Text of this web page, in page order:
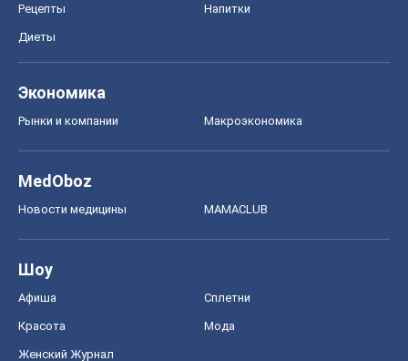
Рецепты Напитки
Диеты
Экономика
Рынки и компании Mакроэкономика
MedOboz
Новости медицины MAMACLUB
Шоу
Афиша Сплетни
Красота Мода
Женский Журнал